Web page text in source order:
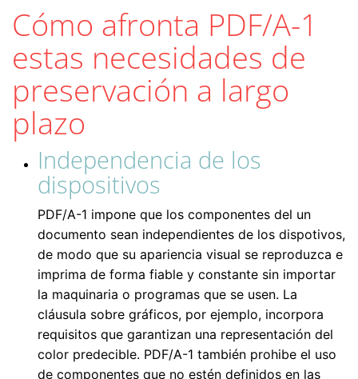
Cómo afronta PDF/A-1
estas necesidades de
preservación a largo
plazo
Independencia de los
dispositivos
PDF/A-1 impone que los componentes del un
documento sean independientes de los dispotivos,
de modo que su apariencia visual se reproduzca e
imprima de forma fiable y constante sin importar
la maquinaria o programas que se usen. La
cláusula sobre gráficos, por ejemplo, incorpora
requisitos que garantizan una representación del
color predecible. PDF/A-1 también prohibe el uso
de componentes que no estén definidos en las